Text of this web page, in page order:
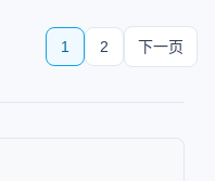
1 2 下一页